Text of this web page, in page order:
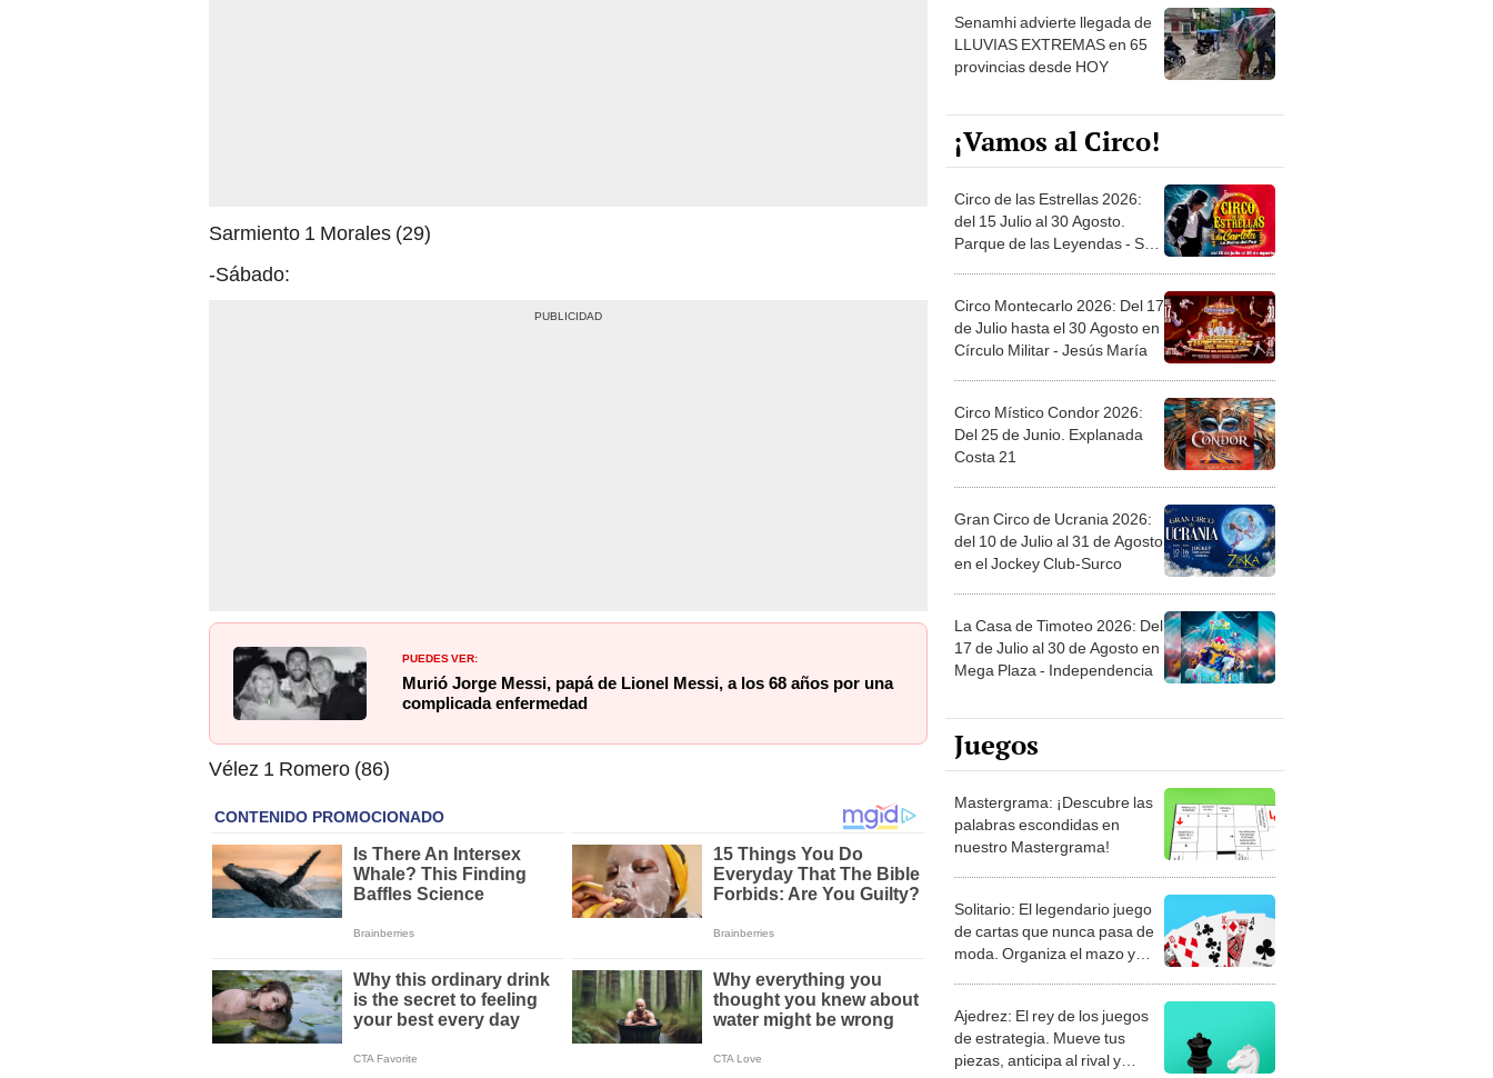
Sarmiento 1 Morales (29)
-Sábado:
PUEDES VER:
Murió Jorge Messi, papá de Lionel Messi, a los 68 años por una
complicada enfermedad
Vélez 1 Romero (86)
Senamhi advierte llegada de
LLUVIAS EXTREMAS en 65
provincias desde HOY
¡Vamos al Circo!
Circo de las Estrellas 2026:
del 15 Julio al 30 Agosto.
Parque de las Leyendas - San
Circo Montecarlo 2026: Del 17
de Julio hasta el 30 Agosto en
Círculo Militar - Jesús María
Circo Místico Condor 2026:
Del 25 de Junio. Explanada
Costa 21
Gran Circo de Ucrania 2026:
del 10 de Julio al 31 de Agosto
en el Jockey Club-Surco
La Casa de Timoteo 2026: Del
17 de Julio al 30 de Agosto en
Mega Plaza - Independencia
Juegos
Mastergrama: ¡Descubre las
palabras escondidas en
nuestro Mastergrama!
Solitario: El legendario juego
de cartas que nunca pasa de
moda. Organiza el mazo y
Ajedrez: El rey de los juegos
de estrategia. Mueve tus
piezas, anticipa al rival y